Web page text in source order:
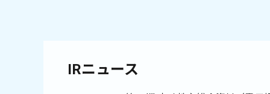
IRニュース